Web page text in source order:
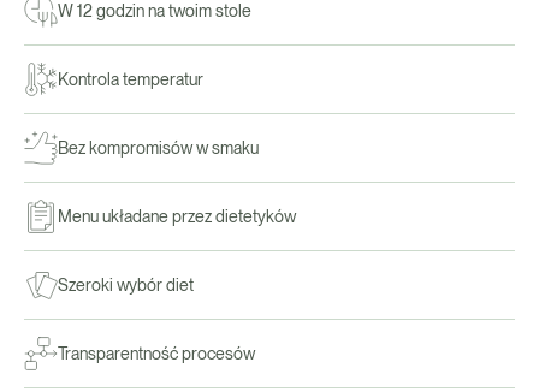
W 12 godzin na twoim stole
Kontrola temperatur
Bez kompromisów w smaku
Menu układane przez dietetyków
Szeroki wybór diet
Transparentność procesów